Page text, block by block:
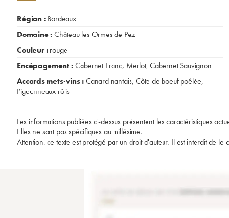
Région : Bordeaux
Domaine :Château les Ormes de Pez
Couleur : rouge
Encépagement :Cabernet Franc, Merlot, Cabernet Sauvignon
Accords mets-vins :Canard nantais, Côte de boeuf poêlée,
Pigeonneaux rôtis
Les informations publiées ci-dessus présentent les caractéristiques
Elles ne sont pas spécifiques au millésime.
Attention, ce texte est protégé par un droit d'auteur. Il est interdit de